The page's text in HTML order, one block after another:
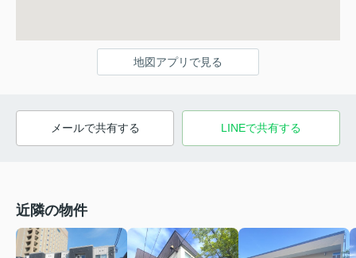
地図アプリで見る
メールで共有する LINEで共有する
近隣の物件